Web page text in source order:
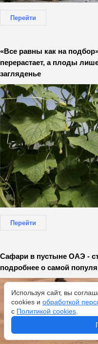
Перейти
«Все равны как на
перерастает, а плоды
загляденье
Перейти
Сафари в пустыне ОАЭ -
подробнее о самой
Используя сайт, вы
cookies и обработкой
с Политикой cookies